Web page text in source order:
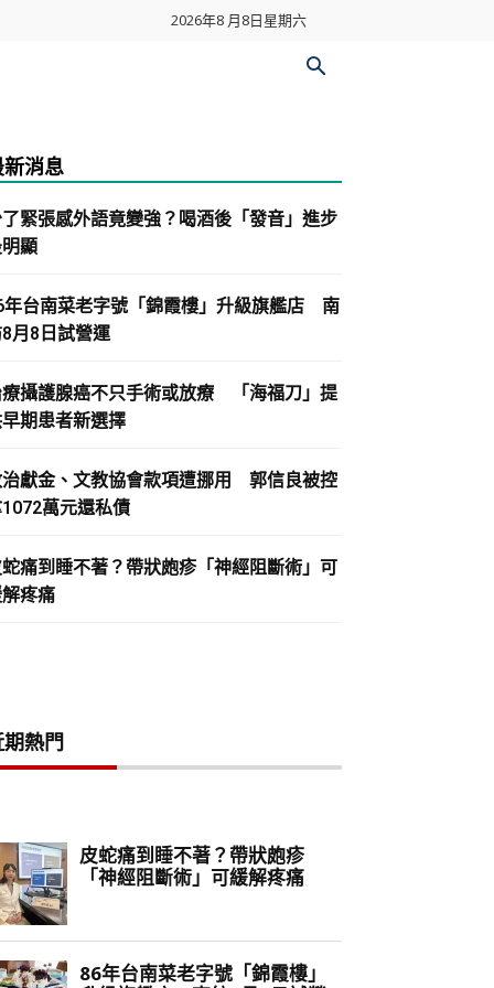
2026年8 月8日星期六
新消息
緊張感外語竟變強？喝酒後「發音」進步
顯
年台南菜老字號「錦霞樓」升級旗艦店 南
月8日試營運
攝護腺癌不只手術或放療 「海福刀」提
期患者新選擇
獻金、文教協會款項遭挪用 郭信良被控
萬元還私債
痛到睡不著？帶狀皰疹「神經阻斷術」可
疼痛
熱門